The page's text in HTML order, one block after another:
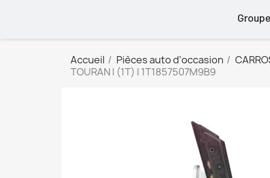
Accueil Pièces auto d’occasion
TOURAN I (1T) I 1T1857507M9B9